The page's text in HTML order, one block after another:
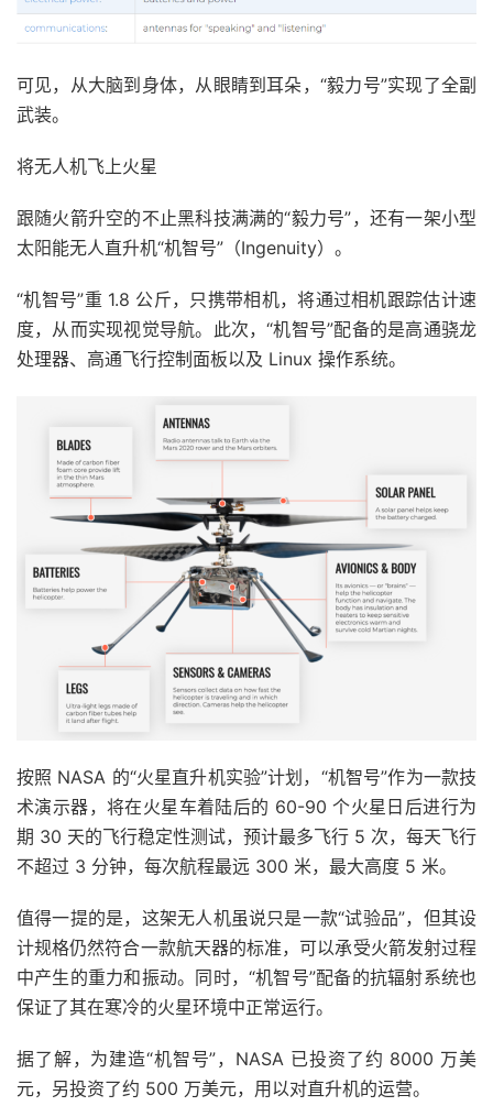
可见，从大脑到身体，从眼睛到耳朵，“毅力号”实现了全副
武装。
将无人机飞上火星
跟随火箭升空的不止黑科技满满的“毅力号”，还有一架小型
太阳能无人直升机“机智号”（Ingenuity）。
“机智号”重 1.8 公斤，只携带相机，将通过相机跟踪估计速
度，从而实现视觉导航。此次，“机智号”配备的是高通骁龙
处理器、高通飞行控制面板以及 Linux 操作系统。
按照 NASA 的“火星直升机实验”计划，“机智号”作为一款技
术演示器，将在火星车着陆后的 60-90 个火星日后进行为
期 30 天的飞行稳定性测试，预计最多飞行 5 次，每天飞行
不超过 3 分钟，每次航程最远 300 米，最大高度 5 米。
值得一提的是，这架无人机虽说只是一款“试验品”，但其设
计规格仍然符合一款航天器的标准，可以承受火箭发射过程
中产生的重力和振动。同时，“机智号”配备的抗辐射系统也
保证了其在寒冷的火星环境中正常运行。
据了解，为建造“机智号”，NASA 已投资了约 8000 万美
元，另投资了约 500 万美元，用以对直升机的运营。